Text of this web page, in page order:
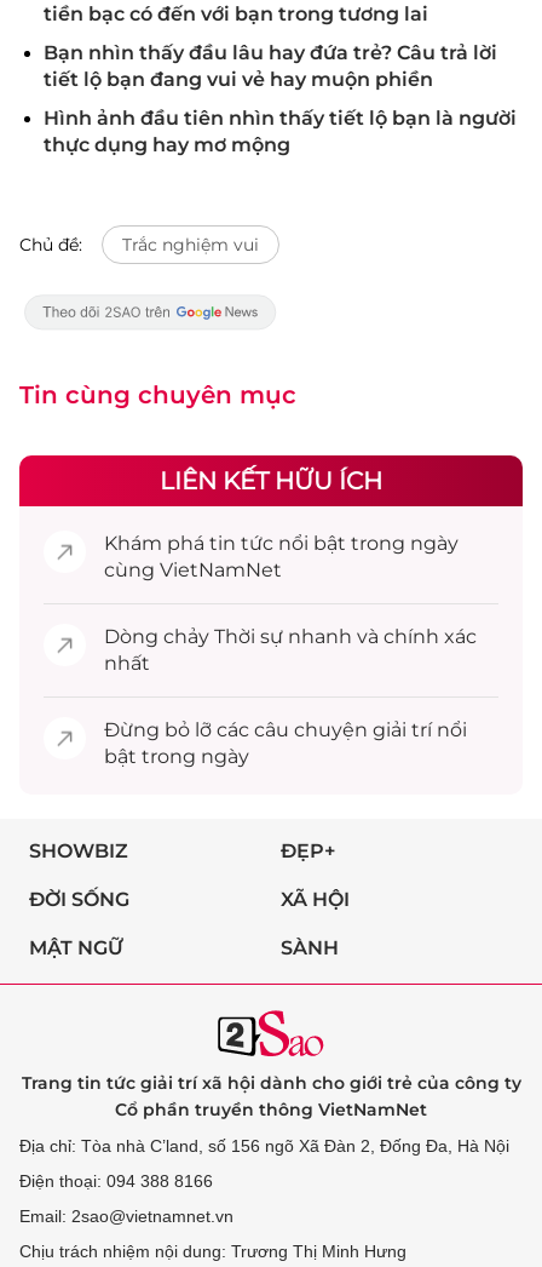
tiền bạc có đến với bạn trong tương lai
Bạn nhìn thấy đầu lâu hay đứa trẻ? Câu trả lời
tiết lộ bạn đang vui vẻ hay muộn phiền
Hình ảnh đầu tiên nhìn thấy tiết lộ bạn là người
thực dụng hay mơ mộng
Chủ đề: Trắc nghiệm vui
Tin cùng chuyên mục
LIÊN KẾT HỮU ÍCH
Khám phá tin tức nổi bật trong ngày
cùng VietNamNet
Dòng chảy Thời sự nhanh và chính xác
nhất
Đừng bỏ lỡ các câu chuyện giải trínổi
bật trong ngày
SHOWBIZ ĐẸP+
ĐỜI SỐNG XÃ HỘI
MẬT NGỮ SÀNH
Trang tin tức giải trí xã hội dành cho giới trẻ của công ty
Cổ phần truyền thông VietNamNet
Địa chỉ: Tòa nhà C’land, số 156 ngõ Xã Đàn 2, Đống Đa, Hà Nội
Điện thoại: 094 388 8166
Email: 2sao@vietnamnet.vn
Chịu trách nhiệm nội dung: Trương Thị Minh Hưng